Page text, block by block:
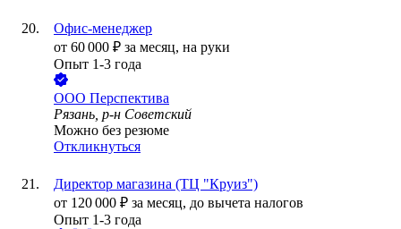
Офис-менеджер
от 60 000 ₽ за месяц, на руки
Опыт 1-3 года
ООО Перспектива
Рязань, р-н Советский
Можно без резюме
Откликнуться
Директор магазина (ТЦ "Круиз")
от 120 000 ₽ за месяц, до вычета налогов
Опыт 1-3 года